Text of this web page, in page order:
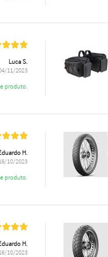
Luca S.
11/2023
produto.
H.
10/2023
produto.
H.
10/2023